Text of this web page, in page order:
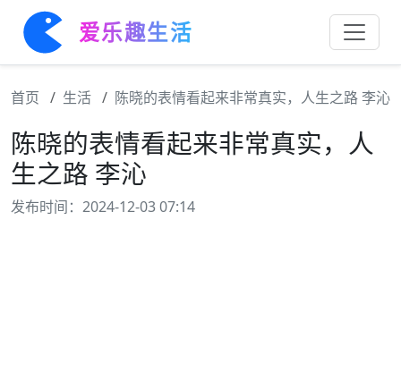
爱乐趣生活
首页 生活 陈晓的表情看起来非常真实，人生之路 李沁
陈晓的表情看起来非常真实，人
生之路 李沁
发布时间：2024-12-03 07:14